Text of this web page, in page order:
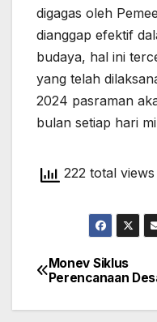
digagas oleh
dianggap efektif
budaya, hal ini
yang telah
2024 pasraman
bulan setiap hari
222 total views
Navigasi
pos
Monev Siklus
Perencanaan